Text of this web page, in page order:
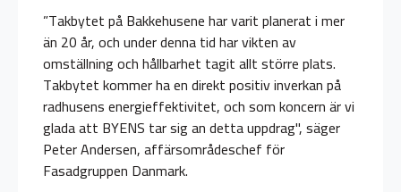
”Takbytet på Bakkehusene har varit planerat i mer
än 20 år, och under denna tid har vikten av
omställning och hållbarhet tagit allt större plats.
Takbytet kommer ha en direkt positiv inverkan på
radhusens energieffektivitet, och som koncern är vi
glada att BYENS tar sig an detta uppdrag", säger
Peter Andersen, affärsområdeschef för
Fasadgruppen Danmark.